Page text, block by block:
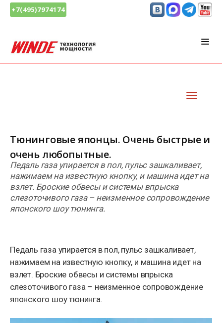
+7(495)7974174
Тюнинговые японцы. Очень быстрые и
очень любопытные.
Педаль газа упирается в пол, пульс зашкаливает,
нажимаем на известную кнопку, и машина идет на
взлет. Броские обвесы и системы впрыска
слезоточивого газа – неизменное сопровождение
японского шоу тюнинга.
Педаль газа упирается в пол, пульс зашкаливает,
нажимаем на известную кнопку, и машина идет на
взлет. Броские обвесы и системы впрыска
слезоточивого газа – неизменное сопровождение
японского шоу тюнинга.